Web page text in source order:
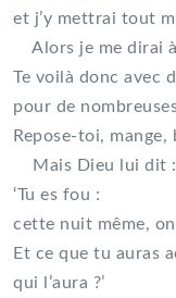
et j’y mettrai tout
Alors je me dirai
Te voilà donc avec
pour de
Repose-toi, mange,
Mais Dieu lui dit :
‘Tu es fou :
cette nuit même,
Et ce que tu auras
qui l’aura ?’